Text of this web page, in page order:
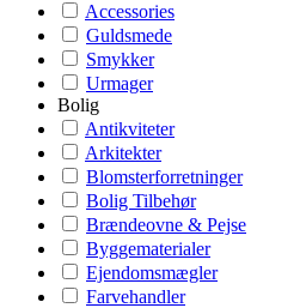
Accessories
Guldsmede
Smykker
Urmager
Bolig
Antikviteter
Arkitekter
Blomsterforretninger
Bolig Tilbehør
Brændeovne & Pejse
Byggematerialer
Ejendomsmægler
Farvehandler